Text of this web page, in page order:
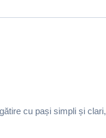
cu pași simpli și clari,